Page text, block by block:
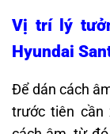
Vị trí lý
Hyundai
Để dán cách
trước tiên cần